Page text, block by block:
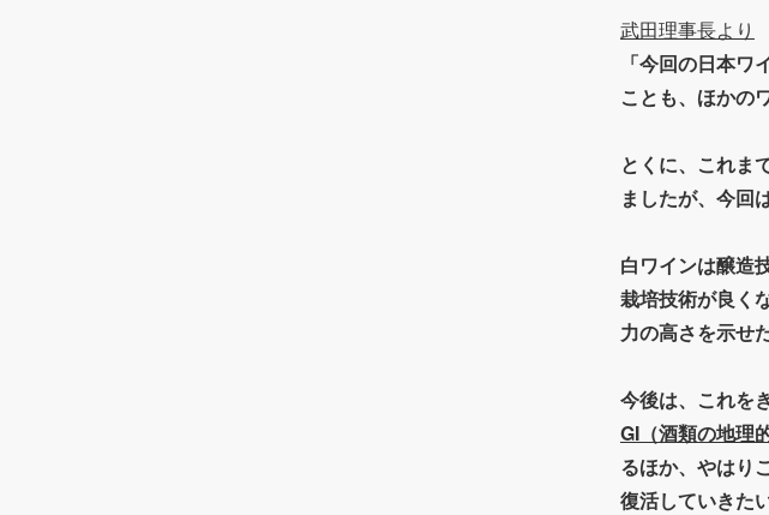
武田理事長より
「今回の日本
ことも、ほかの
とくに、これま
ましたが、今回
白ワインは醸造
栽培技術が良く
力の高さを示せ
今後は、これを
GI（酒類の地理
るほか、やはり
復活していきた